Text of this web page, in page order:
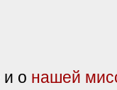
и о нашей